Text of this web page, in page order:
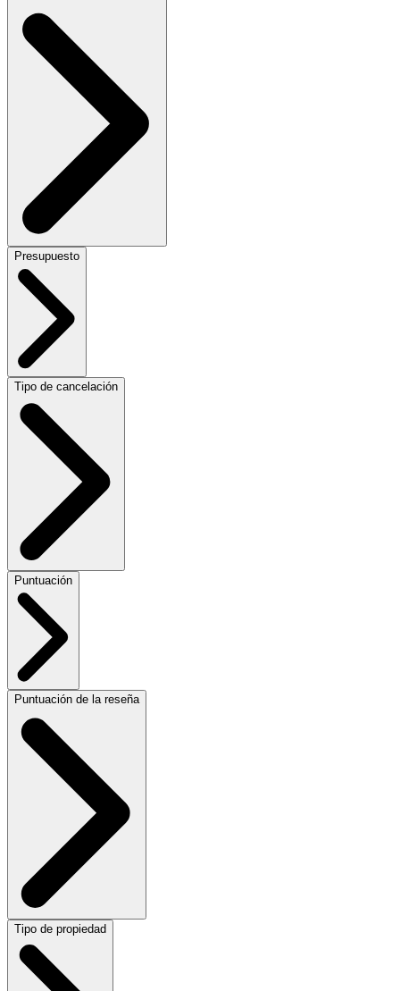
Presupuesto
Tipo de cancelación
Puntuación
Puntuación de la reseña
Tipo de propiedad